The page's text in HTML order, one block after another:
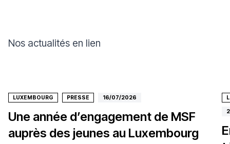
Nos actualités en lien
LUXEMBOURG PRESSE 16/07/2026
Une année d’engagement de MSF
auprès des jeunes au Luxembourg